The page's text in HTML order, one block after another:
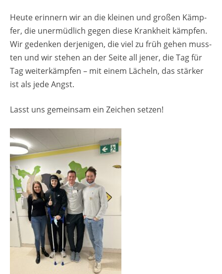
Heute er­in­nern wir an die klei­nen und gro­ßen Kämp­
fer, die un­er­müd­lich gegen diese Krank­heit kämp­fen.
Wir ge­den­ken der­je­ni­gen, die viel zu früh gehen muss­
ten und wir ste­hen an der Seite all jener, die Tag für
Tag wei­ter­kämp­fen – mit einem Lä­cheln, das stär­ker
ist als jede Angst.
Lasst uns ge­mein­sam ein Zei­chen set­zen!